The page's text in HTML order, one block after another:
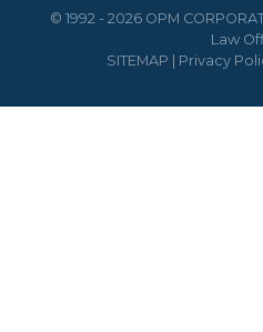
© 1992 - 2026 OPM
Law
SITEMAP
Privacy